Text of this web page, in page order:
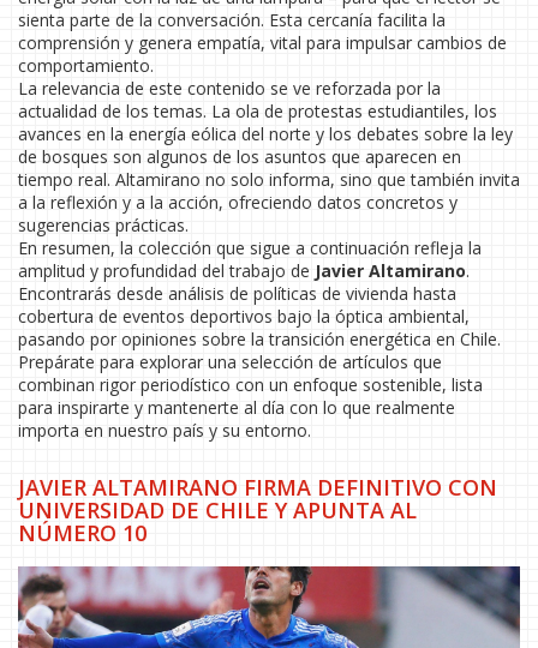
sienta parte de la conversación. Esta cercanía facilita la
comprensión y genera empatía, vital para impulsar cambios de
comportamiento.
La relevancia de este contenido se ve reforzada por la
actualidad de los temas. La ola de protestas estudiantiles, los
avances en la energía eólica del norte y los debates sobre la ley
de bosques son algunos de los asuntos que aparecen en
tiempo real. Altamirano no solo informa, sino que también invita
a la reflexión y a la acción, ofreciendo datos concretos y
sugerencias prácticas.
En resumen, la colección que sigue a continuación refleja la
amplitud y profundidad del trabajo de Javier Altamirano.
Encontrarás desde análisis de políticas de vivienda hasta
cobertura de eventos deportivos bajo la óptica ambiental,
pasando por opiniones sobre la transición energética en Chile.
Prepárate para explorar una selección de artículos que
combinan rigor periodístico con un enfoque sostenible, lista
para inspirarte y mantenerte al día con lo que realmente
importa en nuestro país y su entorno.
JAVIER ALTAMIRANO FIRMA DEFINITIVO CON
UNIVERSIDAD DE CHILE Y APUNTA AL
NÚMERO 10